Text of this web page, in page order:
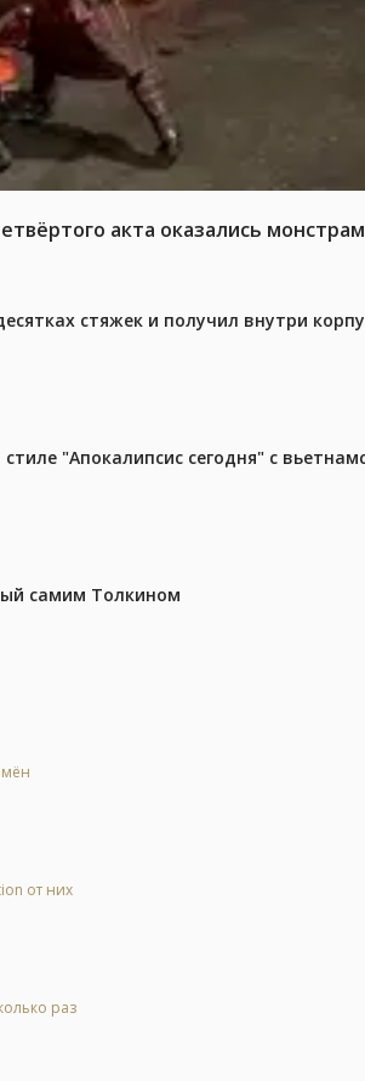
акта оказались
стяжек и получил внутри
"Апокалипсис сегодня" с
самим Толкином
от них
раз